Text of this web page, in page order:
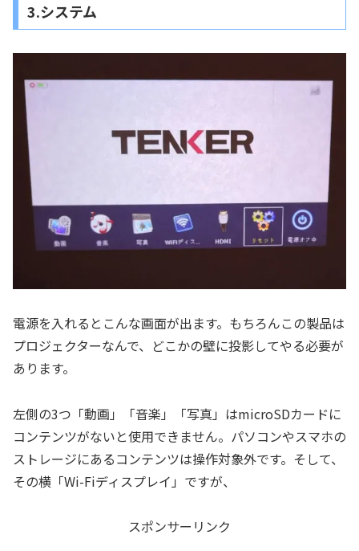
3.システム
電源を入れるとこんな画面が出ます。もちろんこの製品は
プロジェクターなんで、どこかの壁に投影してやる必要が
あります。
左側の3つ「動画」「音楽」「写真」はmicroSDカードに
コンテンツがないと使用できません。パソコンやスマホの
ストレージにあるコンテンツは操作対象外です。そして、
その横「Wi-Fiディスプレイ」ですが、
スポンサーリンク